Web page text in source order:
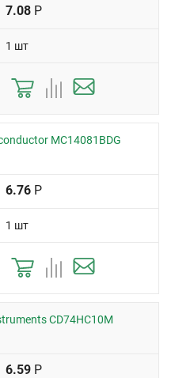
7.08 Р
1 шт
MC14081BDG
6.76 Р
1 шт
CD74HC10M
6.59 Р